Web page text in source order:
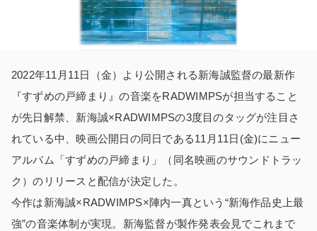
2022年11月11日（金）より公開される新海誠監督の最新作
『すずめの戸締まり』の音楽をRADWIMPSが担当すること
が先日解禁、新海誠×RADWIMPSの3度目のタッグが注目さ
れている中、映画公開日の同日である11月11日(金)にニュー
アルバム「すずめの戸締まり」（同名映画のサウンドトラッ
ク）のリリースと配信が決定した。
今作は新海誠×RADWIMPS×陣内一真という“新海作品史上最
強”の音楽体制が実現。新海監督が製作発表会見でこれまで